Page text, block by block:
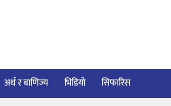
अर्थ र बाणिज्य भिडियो सिफारिस